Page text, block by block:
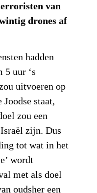
van
drones af
hadden
5 uur ‘s
uitvoeren op
staat,
zou een
zijn. Dus
tot wat in het
wordt
met als doel
oudsher een